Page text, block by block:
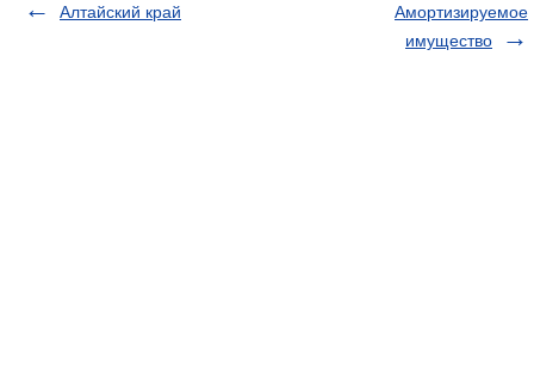
Алтайский край
Амортизируемое
имущество